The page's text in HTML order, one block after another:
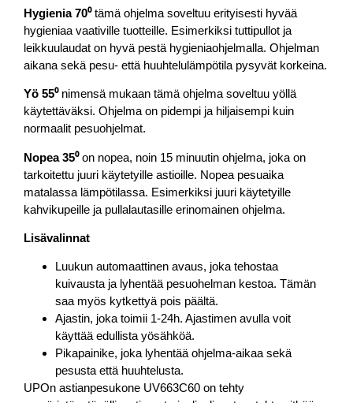
Hygienia 70⁰tämä ohjelma soveltuu erityisesti hyvää
hygieniaa vaativille tuotteille. Esimerkiksi tuttipullot ja
leikkuulaudat on hyvä pestä hygieniaohjelmalla. Ohjelman
aikana sekä pesu- että huuhtelulämpötila pysyvät korkeina.
Yö 55⁰nimensä mukaan tämä ohjelma soveltuu yöllä
käytettäväksi. Ohjelma on pidempi ja hiljaisempi kuin
normaalit pesuohjelmat.
Nopea 35⁰on nopea, noin 15 minuutin ohjelma, joka on
tarkoitettu juuri käytetyille astioille. Nopea pesuaika
matalassa lämpötilassa. Esimerkiksi juuri käytetyille
kahvikupeille ja pullalautasille erinomainen ohjelma.
Lisävalinnat
Luukun automaattinen avaus, joka tehostaa
kuivausta ja lyhentää pesuohelman kestoa. Tämän
saa myös kytkettyä pois päältä.
Ajastin, joka toimii 1-24h. Ajastimen avulla voit
käyttää edullista yösähköä.
Pikapainike, joka lyhentää ohjelma-aikaa sekä
pesusta että huuhtelusta.
UPOn astianpesukone UV663C60 on tehty